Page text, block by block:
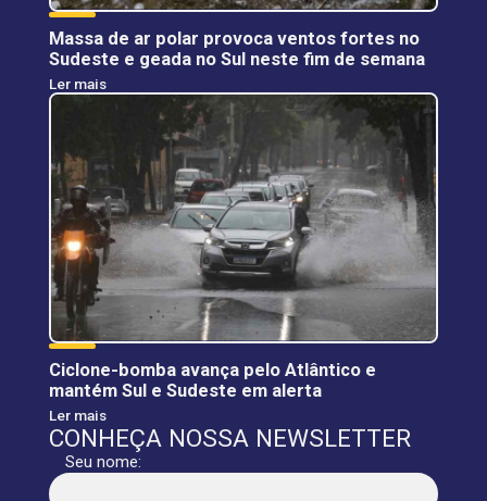
Massa de ar polar provoca ventos fortes no
Sudeste e geada no Sul neste fim de semana
Ler mais
Ciclone-bomba avança pelo Atlântico e
mantém Sul e Sudeste em alerta
Ler mais
CONHEÇA NOSSA NEWSLETTER
Seu nome: